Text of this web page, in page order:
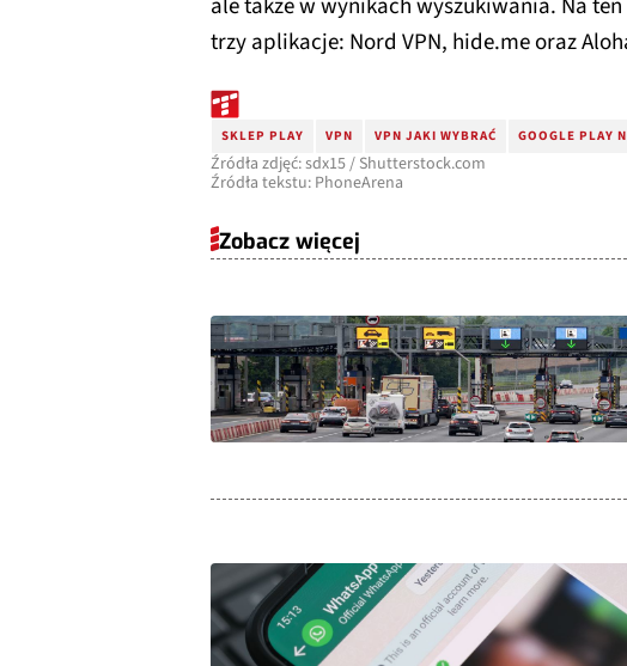
ale także w wynikach wyszukiwania. Na
trzy aplikacje: Nord VPN, hide.me oraz
SKLEP PLAY VPN VPN JAKI WYBRAĆ GOOGLE PLAY
Źródła zdjęć: sdx15 / Shutterstock.com
Źródła tekstu: PhoneArena
Zobacz więcej